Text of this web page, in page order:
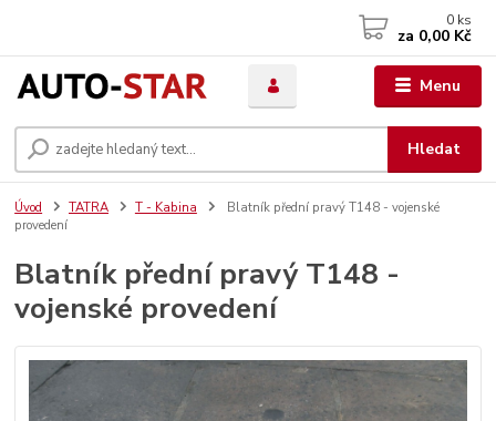
Menu
Hledat
0 ks
za 0,00 Kč
Úvod TATRA T - Kabina
Blatník přední pravý T148 - vojenské
provedení
Blatník přední pravý T148 -
vojenské provedení